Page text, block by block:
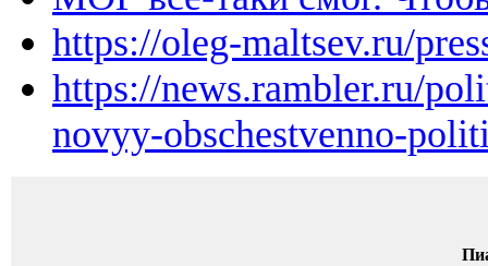
https://oleg-maltsev.ru/
https://news.rambler.ru/
novyy-obschestvenno-